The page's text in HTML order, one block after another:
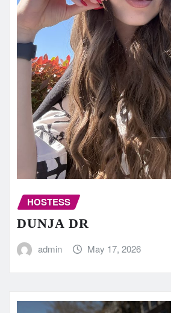
HOSTESS
DUNJA DR
admin May 17, 2026